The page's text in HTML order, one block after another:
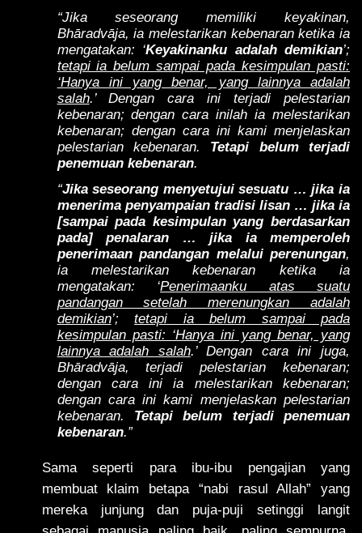
“Jika seseorang memiliki keyakinan,
Bhāradvāja, ia melestarikan kebenaran ketika ia
mengatakan: ‘Keyakinanku adalah demikian’;
tetapi ia belum sampai pada kesimpulan pasti:
‘Hanya ini yang benar, yang lainnya adalah
salah.’ Dengan cara ini terjadi pelestarian
kebenaran; dengan cara inilah ia melestarikan
kebenaran; dengan cara ini kami menjelaskan
pelestarian kebenaran. Tetapi belum terjadi
penemuan kebenaran.
“Jika seseorang menyetujui sesuatu … jika ia
menerima penyampaian tradisi lisan … jika ia
[sampai pada kesimpulan yang berdasarkan
pada] penalaran … jika ia memperoleh
penerimaan pandangan melalui perenungan,
ia melestarikan kebenaran ketika ia
mengatakan: ‘Penerimaanku atas suatu
pandangan setelah merenungkan adalah
demikian’;tetapi ia belum sampai pada
kesimpulan pasti: ‘Hanya ini yang benar, yang
lainnya adalah salah.’ Dengan cara ini juga,
Bhāradvāja, terjadi pelestarian kebenaran;
dengan cara ini ia melestarikan kebenaran;
dengan cara ini kami menjelaskan pelestarian
kebenaran. Tetapi belum terjadi penemuan
kebenaran.”
Sama seperti para ibu-ibu pengajian yang
membuat klaim betapa “nabi rasul Allah” yang
mereka junjung dan puja-puji setinggi langit